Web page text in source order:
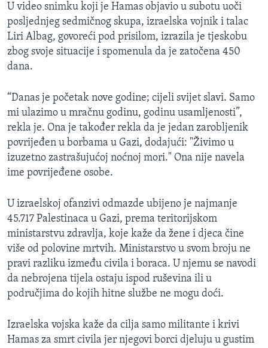
U video snimku koji je Hamas objavio u subotu uoči
posljednjeg sedmičnog skupa, izraelska vojnik i talac
Liri Albag, govoreći pod prisilom, izrazila je tjeskobu
zbog svoje situacije i spomenula da je zatočena 450
dana.
“Danas je početak nove godine; cijeli svijet slavi. Samo
mi ulazimo u mračnu godinu, godinu usamljenosti”,
rekla je. Ona je također rekla da je jedan zarobljenik
povrijeđen u borbama u Gazi, dodajući: "Živimo u
izuzetno zastrašujućoj noćnoj mori." Ona nije navela
ime povrijeđene osobe.
U izraelskoj ofanzivi odmazde ubijeno je najmanje
45.717 Palestinaca u Gazi, prema teritorijskom
ministarstvu zdravlja, koje kaže da žene i djeca čine
više od polovine mrtvih. Ministarstvo u svom broju ne
pravi razliku između civila i boraca. U njemu se navodi
da nebrojena tijela ostaju ispod ruševina ili u
područjima do kojih hitne službe ne mogu doći.
Izraelska vojska kaže da cilja samo militante i krivi
Hamas za smrt civila jer njegovi borci djeluju u gustim